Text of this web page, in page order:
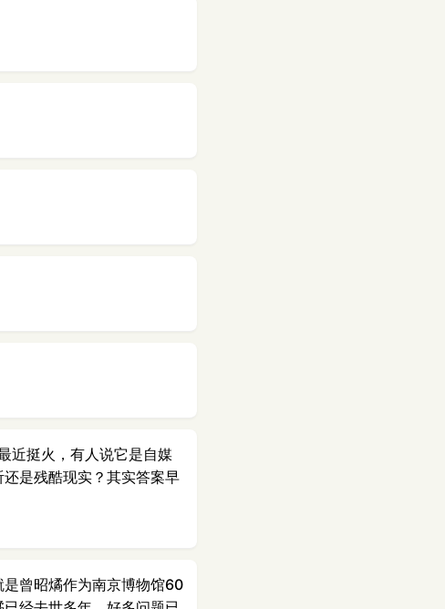
近挺火，有人说它是自媒
是残酷现实？其实答案早
曾昭燏作为南京博物馆60